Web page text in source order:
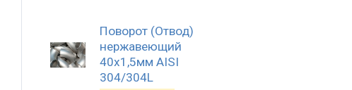
Поворот (Отвод)
нержавеющий
40x1,5мм AISI
304/304L